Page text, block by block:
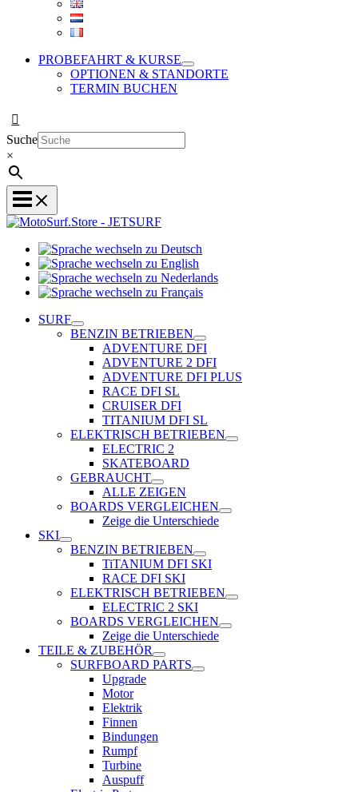
PROBEFAHRT & KURSE
OPTIONEN & STANDORTE
TERMIN BUCHEN
Suche
×
zu
Deutsch
wechseln
zu
Sprache
Sprache
Français
SURF
BENZIN BETRIEBEN
ADVENTURE DFI
ADVENTURE 2 DFI
ADVENTURE DFI PLUS
RACE DFI SL
CRUISER DFI
TITANIUM DFI SL
ELEKTRISCH BETRIEBEN
ELECTRIC 2
SKATEBOARD
GEBRAUCHT
ALLE ZEIGEN
BOARDS VERGLEICHEN
Zeige die Unterschiede
SKI
BENZIN BETRIEBEN
TiTANIUM DFI SKI
RACE DFI SKI
ELEKTRISCH BETRIEBEN
ELECTRIC 2 SKI
BOARDS VERGLEICHEN
Zeige die Unterschiede
TEILE & ZUBEHÖR
SURFBOARD PARTS
Upgrade
Motor
Elektrik
Finnen
Bindungen
Rumpf
Turbine
Auspuff